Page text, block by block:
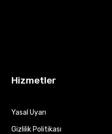
Hizmetler
Yasal Uyarı
Gizlilik Politikası